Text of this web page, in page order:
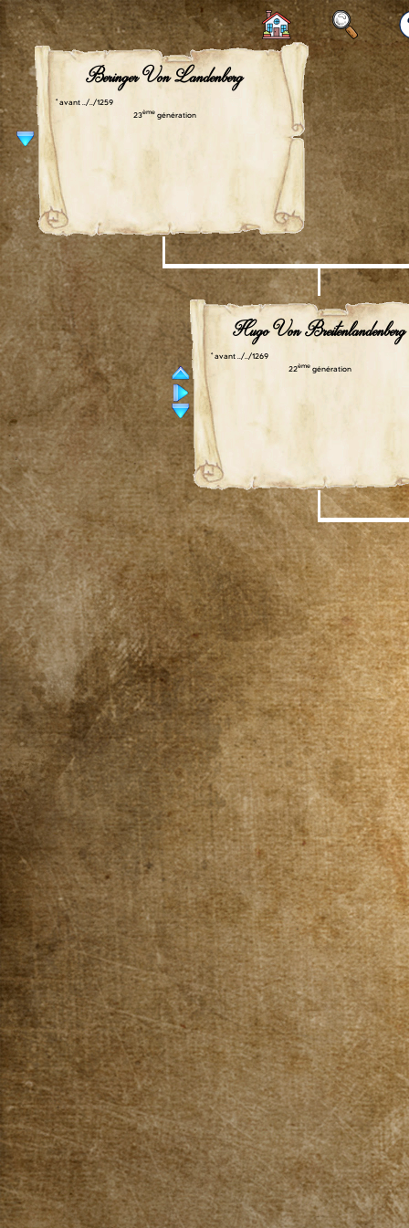
Beringer Von Landenberg
° avant ../../1259
23èmegénération
Hugo Von Breitenlandenberg
° avant ../../1269
22èmegénération